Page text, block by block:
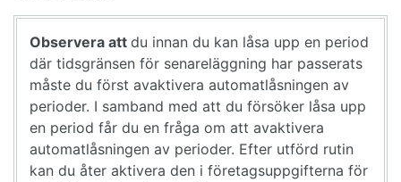
Observera att du innan du kan låsa upp en period
där tidsgränsen för senareläggning har passerats
måste du först avaktivera automatlåsningen av
perioder. I samband med att du försöker låsa upp
en period får du en fråga om att avaktivera
automatlåsningen av perioder. Efter utförd rutin
kan du åter aktivera den i företagsuppgifterna för